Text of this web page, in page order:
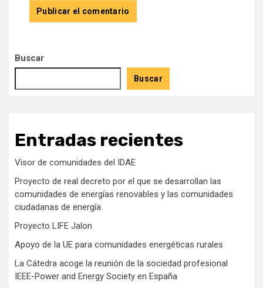
Buscar
Buscar
Entradas recientes
Visor de comunidades del IDAE
Proyecto de real decreto por el que se desarrollan las
comunidades de energías renovables y las comunidades
ciudadanas de energía
Proyecto LIFE Jalon
Apoyo de la UE para comunidades energéticas rurales
La Cátedra acoge la reunión de la sociedad profesional
IEEE-Power and Energy Society en España